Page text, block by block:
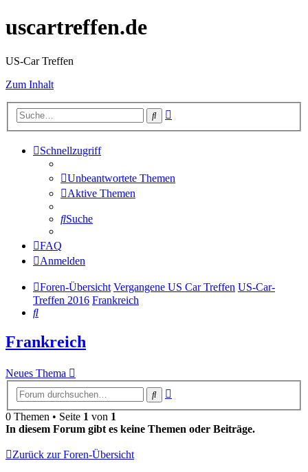
uscartreffen.de
US-Car Treffen
Zum Inhalt
Suche
Schnellzugriff
Unbeantwortete Themen
Aktive Themen
Suche
FAQ
Anmelden
Foren-Übersicht Vergangene US Car Treffen US-Car-
Treffen 2016 Frankreich
Suche
Frankreich
Neues Thema
Suche
0 Themen • Seite 1 von 1
In diesem Forum gibt es keine Themen oder Beiträge.
Zurück zur Foren-Übersicht